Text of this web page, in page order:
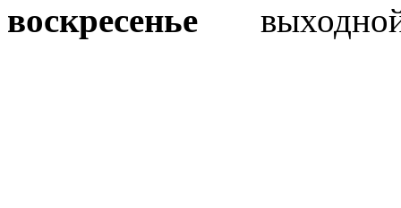
воскресенье